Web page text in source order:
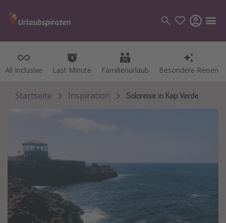
All Inclusive Last Minute Familienurlaub Besondere Reisen
All Inclusive Last Minute Familienurlaub Besondere Reisen
Kategorien
Flüge
Kreuzfahrten
Alle Reiseziele
Bodensee Urlaub
Startseite Inspiration Soloreise in Kap Verde